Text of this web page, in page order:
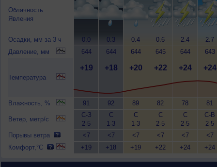
Облачность
Явления
Осадки, мм за 3 ч
Давление, мм
Температура
Влажность, %
Ветер, метр/с
Порывы ветра
Комфорт,°C
0.0
644
+19
91
С-З
2-5
<7
+19
0.3
644
+18
92
С
1-3
<7
+18
0.4
644
+20
89
С
1-3
<7
+19
0.6
645
+22
82
С
2-5
<7
+22
2.4
644
+24
78
С
2-5
<7
+24
2.7
643
+24
81
С-В
2-5
<7
+24